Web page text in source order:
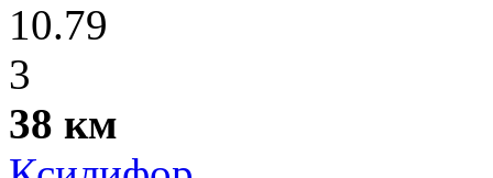
10.79
3
38 км